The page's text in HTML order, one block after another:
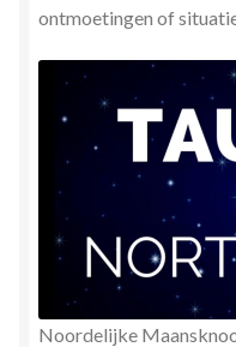
ontmoetingen of
Noordelijke